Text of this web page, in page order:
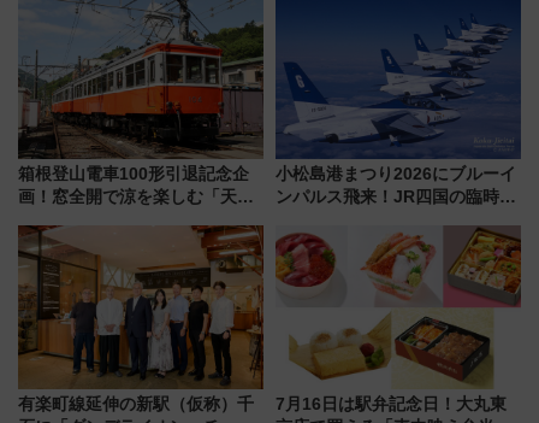
募集も実施
箱根登山電車100形引退記念企
画！窓全開で涼を楽しむ「天然
発売
小松島港まつり2026にブルーイ
ンパルス飛来！JR四国の臨時ダ
有楽町線延伸の新駅（仮称）千
7月16日は駅弁記念日！大丸東